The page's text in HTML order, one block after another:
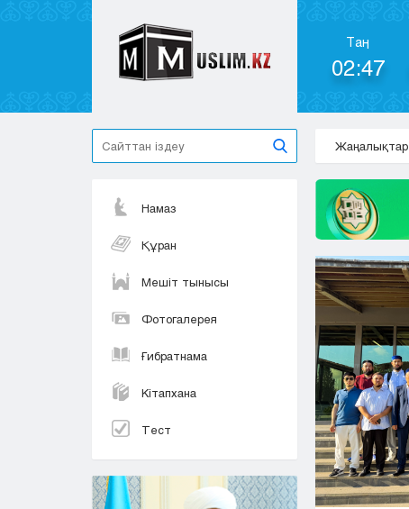
Таң
02:47
Жаңалықтар
Намаз
Құран
Мешіт тынысы
Фотогалерея
Ғибратнама
Кітапхана
Тест